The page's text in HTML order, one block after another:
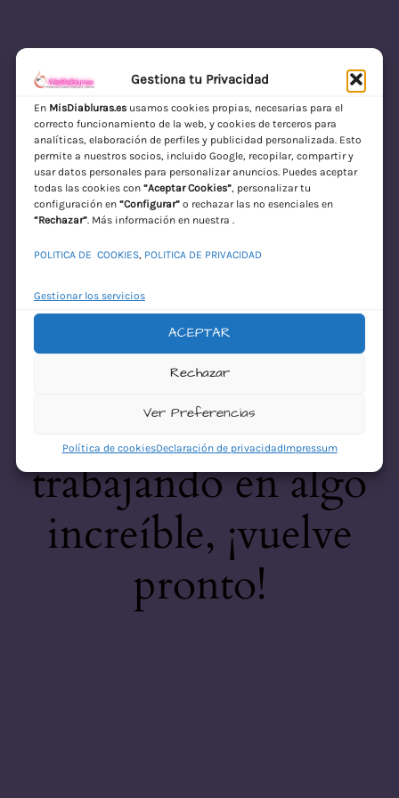
Gestiona tu Privacidad
En MisDiabluras.esusamos cookies propias, necesarias para el
correcto funcionamiento de la web, y cookies de terceros para
analíticas, elaboración de perfiles y publicidad personalizada. Esto
permite a nuestros socios, incluido Google, recopilar, compartir y
usar datos personales para personalizar anuncios. Puedes aceptar
todas las cookies con “Aceptar Cookies”, personalizar tu
configuración en “Configurar”o rechazar las no esenciales en
“Rechazar”. Más información en nuestra .
POLITICA DE COOKIES, POLITICA DE PRIVACIDAD
Gestionar los servicios
ACEPTAR
Rechazar
Ver Preferencias
Política de cookiesDeclaración de privacidadImpressum
MisDiabluras | Sexshop Online con Envío
Discreto en España
Acceder
¡Disculpa este
desastre! Estamos
trabajando en algo
increíble, ¡vuelve
pronto!